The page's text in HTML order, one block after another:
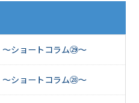
ショートコラム㉙～
ショートコラム㉘～